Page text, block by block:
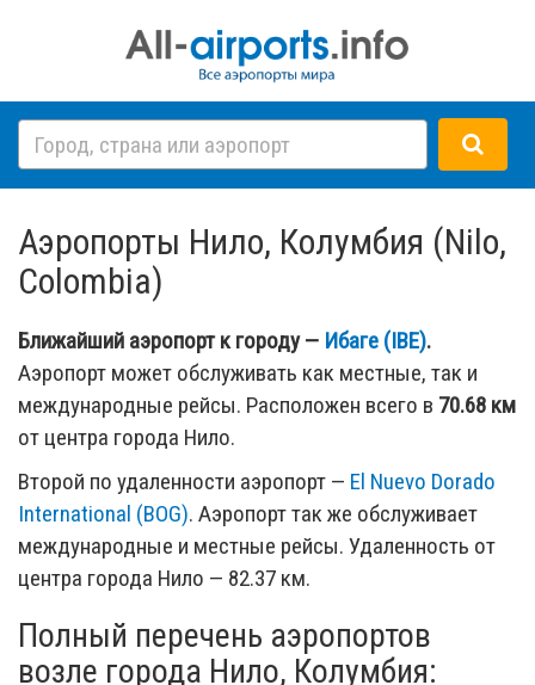
Аэропорты Нило, Колумбия (Nilo,
Colombia)
Ближайший аэропорт к городу — Ибаге (IBE).
Аэропорт может обслуживать как местные, так и
международные рейсы. Расположен всего в 70.68 км
от центра города Нило.
Второй по удаленности аэропорт — El Nuevo Dorado
International (BOG). Аэропорт так же обслуживает
международные и местные рейсы. Удаленность от
центра города Нило — 82.37 км.
Полный перечень аэропортов
возле города Нило, Колумбия: